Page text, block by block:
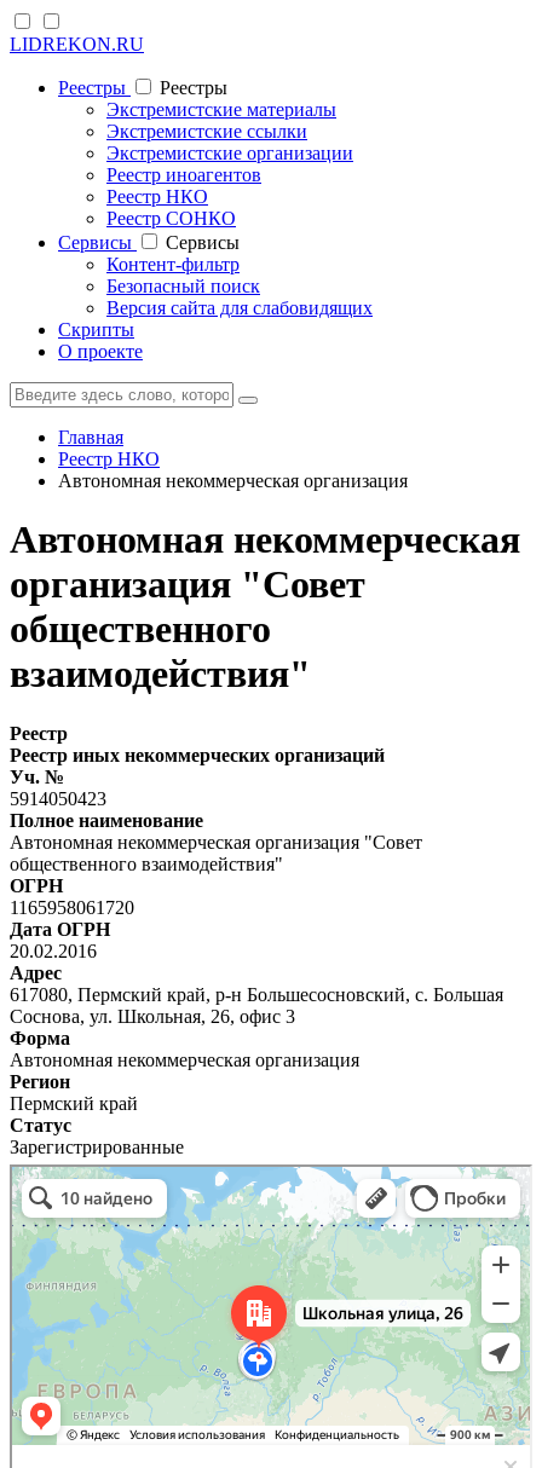
LIDREKON.RU
Реестры
Реестры
Экстремистские материалы
Экстремистские ссылки
Экстремистские организации
Реестр иноагентов
Реестр НКО
Реестр СОНКО
Cервисы
Cервисы
Контент-фильтр
Безопасный поиск
Версия сайта для слабовидящих
Скрипты
О проекте
Главная
Реестр НКО
Автономная некоммерческая организация
Автономная некоммерческая
организация "Совет
общественного
взаимодействия"
Реестр
Реестр иных некоммерческих организаций
Уч. №
5914050423
Полное наименование
Автономная некоммерческая организация "Совет
общественного взаимодействия"
ОГРН
1165958061720
Дата ОГРН
20.02.2016
Адрес
617080, Пермский край, р-н Большесосновский, с. Большая
Соснова, ул. Школьная, 26, офис 3
Форма
Автономная некоммерческая организация
Регион
Пермский край
Статус
Зарегистрированные